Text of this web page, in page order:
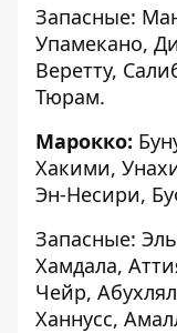
Запасные:
Упамекано,
Веретту,
Тюрам.
Марокко:
Хакими,
Эн-Несири,
Запасные:
Хамдала,
Чейр,
Ханнусс,